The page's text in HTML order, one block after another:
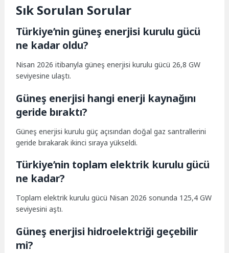
Sık Sorulan Sorular
Türkiye’nin güneş enerjisi kurulu gücü
ne kadar oldu?
Nisan 2026 itibarıyla güneş enerjisi kurulu gücü 26,8 GW
seviyesine ulaştı.
Güneş enerjisi hangi enerji kaynağını
geride bıraktı?
Güneş enerjisi kurulu güç açısından doğal gaz santrallerini
geride bırakarak ikinci sıraya yükseldi.
Türkiye’nin toplam elektrik kurulu gücü
ne kadar?
Toplam elektrik kurulu gücü Nisan 2026 sonunda 125,4 GW
seviyesini aştı.
Güneş enerjisi hidroelektriği geçebilir
mi?